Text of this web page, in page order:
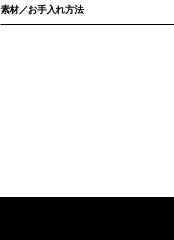
素材／お手入れ方法